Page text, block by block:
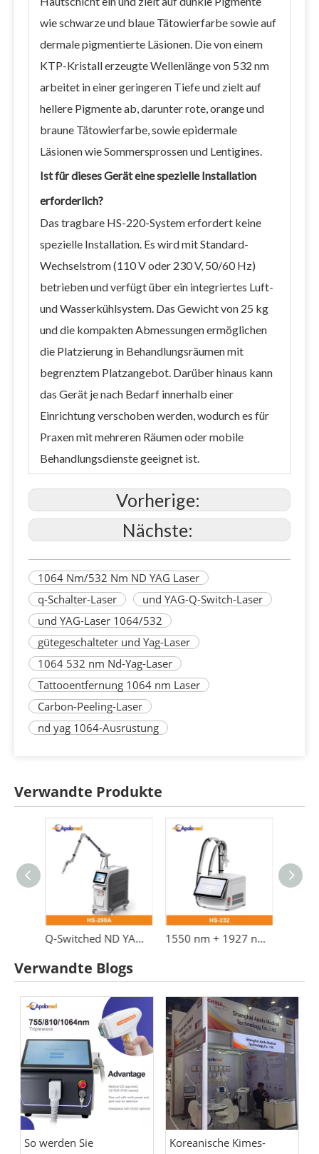
wie schwarze und blaue Tätowierfarbe sowie auf
dermale pigmentierte Läsionen. Die von einem
KTP-Kristall erzeugte Wellenlänge von 532 nm
arbeitet in einer geringeren Tiefe und zielt auf
hellere Pigmente ab, darunter rote, orange und
braune Tätowierfarbe, sowie epidermale
Läsionen wie Sommersprossen und Lentigines.
Ist für dieses Gerät eine spezielle Installation
erforderlich?
Das tragbare HS-220-System erfordert keine
spezielle Installation. Es wird mit Standard-
Wechselstrom (110 V oder 230 V, 50/60 Hz)
betrieben und verfügt über ein integriertes Luft-
und Wasserkühlsystem. Das Gewicht von 25 kg
und die kompakten Abmessungen ermöglichen
die Platzierung in Behandlungsräumen mit
begrenztem Platzangebot. Darüber hinaus kann
das Gerät je nach Bedarf innerhalb einer
Einrichtung verschoben werden, wodurch es für
Praxen mit mehreren Räumen oder mobile
Behandlungsdienste geeignet ist.
Vorherige:
Nächste:
1064 Nm/532 Nm ND YAG Laser
q-Schalter-Laser
und YAG-Q-Switch-Laser
und YAG-Laser 1064/532
gütegeschalteter und Yag-Laser
1064 532 nm Nd-Yag-Laser
Tattooentfernung 1064 nm Laser
Carbon-Peeling-Laser
nd yag 1064-Ausrüstung
Verwandte Produkte
1550 nm + 1927 nm Dual-Wave-Faserlaserausrüstung Fraktionierter Faserlaser 1550 nm + 1927 nm Dual-Wave-Faserlasermaschine
Verwandte Blogs
So werden Sie
Koreanische Kimes-